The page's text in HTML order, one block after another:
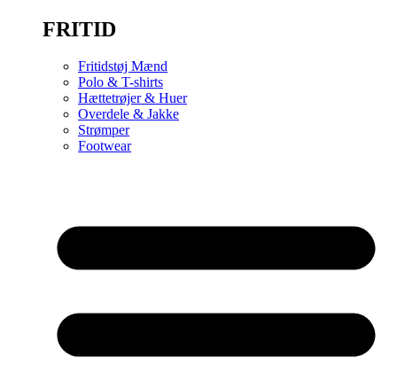
FRITID
Fritidstøj Mænd
Polo & T-shirts
Hættetrøjer & Huer
Overdele & Jakke
Strømper
Footwear